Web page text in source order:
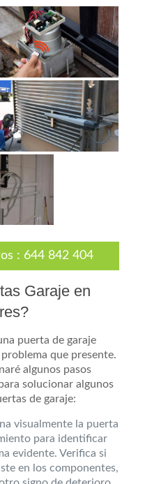
: 644 842 404
Garaje en
puerta de garaje
que presente.
algunos pasos
solucionar algunos
de garaje:
visualmente la puerta
para identificar
evidente. Verifica si
en los componentes,